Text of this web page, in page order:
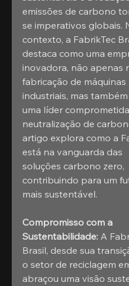
emissões de carbono
se imperativos globais.
contexto, a FabrikTec
destaca como uma
inovadora, não apenas
fabricação de máquinas
industriais, mas
uma líder
neutralização de
artigo explora como a
está na vanguarda das
soluções carbono zero,
contribuindo para um
mais sustentável.
Compromisso com a
Sustentabilidade: A
Brasil, desde sua
o setor de reciclagem
abraçou uma visão